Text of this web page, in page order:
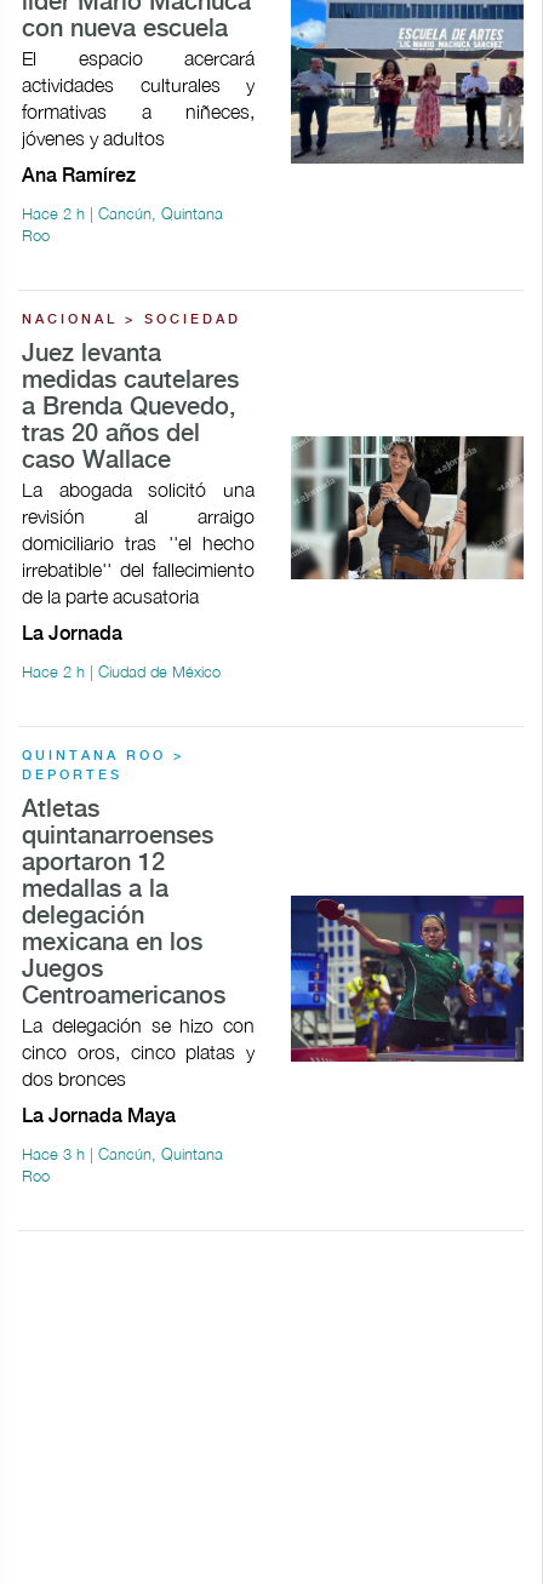
con nueva escuela
El espacio acercará
actividades culturales y
formativas a niñeces,
jóvenes y adultos
Ana Ramírez
Hace 2 h | Cancún, Quintana
Roo
NACIONAL > SOCIEDAD
Juez levanta
medidas cautelares
a Brenda Quevedo,
tras 20 años del
caso Wallace
La abogada solicitó una
revisión al arraigo
domiciliario tras ''el hecho
irrebatible'' del fallecimiento
de la parte acusatoria
La Jornada
Hace 2 h | Ciudad de México
QUINTANA ROO >
DEPORTES
Atletas
quintanarroenses
aportaron 12
medallas a la
delegación
mexicana en los
Juegos
Centroamericanos
La delegación se hizo con
cinco oros, cinco platas y
dos bronces
La Jornada Maya
Hace 3 h | Cancún, Quintana
Roo